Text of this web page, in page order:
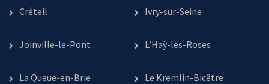
Créteil Ivry-sur-Seine
Joinville-le-Pont L’Haÿ-les-Roses
La Queue-en-Brie Le Kremlin-Bicêtre